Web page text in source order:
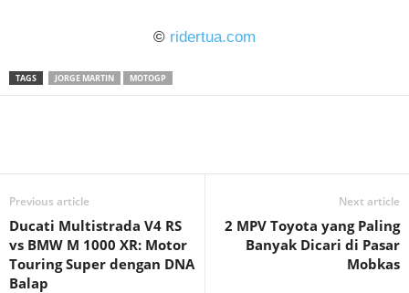
© ridertua.com
TAGS JORGE MARTIN MOTOGP
Previous article
Ducati Multistrada V4 RS
vs BMW M 1000 XR: Motor
Touring Super dengan DNA
Balap
Next article
2 MPV Toyota yang Paling
Banyak Dicari di Pasar
Mobkas